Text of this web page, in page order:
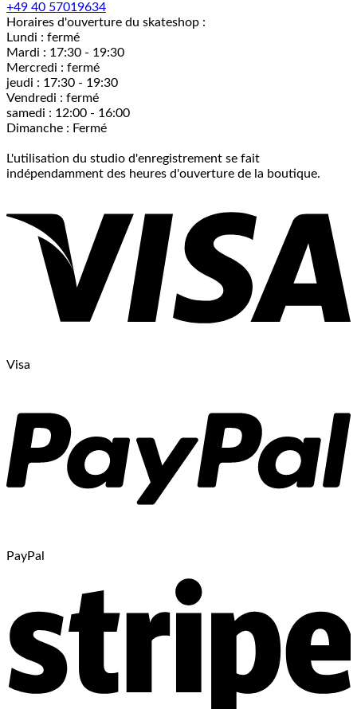
+49 40 57019634
Horaires d'ouverture du skateshop :
Lundi : fermé
Mardi : 17:30 - 19:30
Mercredi : fermé
jeudi : 17:30 - 19:30
Vendredi : fermé
samedi : 12:00 - 16:00
Dimanche : Fermé
L'utilisation du studio d'enregistrement se fait
indépendamment des heures d'ouverture de la boutique.
Visa
PayPal